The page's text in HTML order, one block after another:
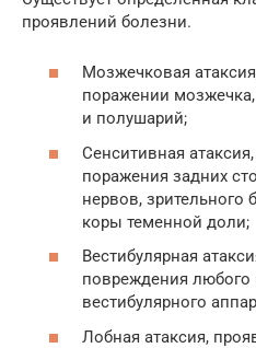
проявлений болезни.
Мозжечковая
поражении
и полушарий;
Сенситивная
поражения задних
нервов, зрительного
коры теменной доли;
Вестибулярная
повреждения любого
вестибулярного
Лобная атаксия,